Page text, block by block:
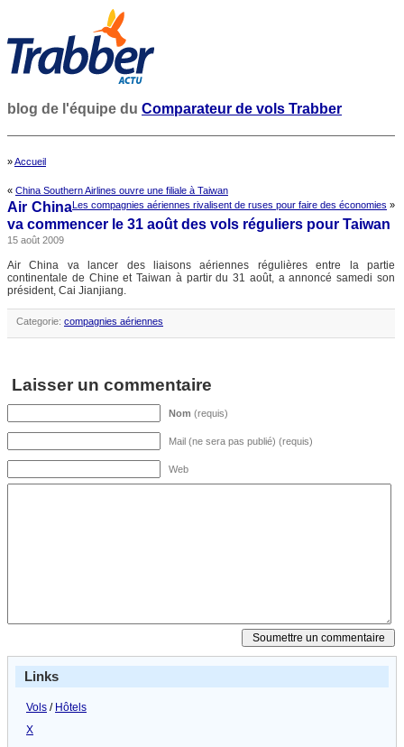
blog de l'équipe du Comparateur de vols Trabber
»Accueil
« China Southern Airlines ouvre une filiale à Taiwan
Les compagnies aériennes rivalisent de ruses pour faire des économies »
Air China
va commencer le 31 août des vols réguliers pour Taiwan
15 août 2009
Air China va lancer des liaisons aériennes régulières entre la partie
continentale de Chine et Taiwan à partir du 31 août, a annoncé samedi son
président, Cai Jianjiang.
Categorie: compagnies aériennes
Laisser un commentaire
Nom (requis)
Mail (ne sera pas publié) (requis)
Web
Links
Vols / Hôtels
X